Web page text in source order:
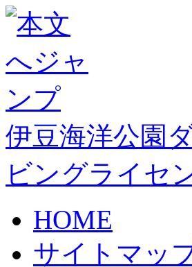
伊豆海洋公園
ビングライセ
HOME
サイトマッ